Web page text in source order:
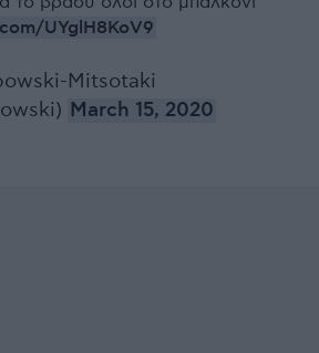
UYglH8KoV9
Mitsotaki
March 15, 2020